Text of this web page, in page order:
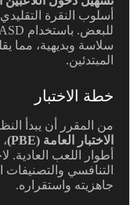
أسلوب النقرة
سلاسة وبديهية، مما
المبتدئين.
خطة الاختبار
من المقرر أن يبدأ
الاختبار العامة (PBE)
أطوار اللعب
التنافسي والتصنيفات
جاهزيته واستقراره.